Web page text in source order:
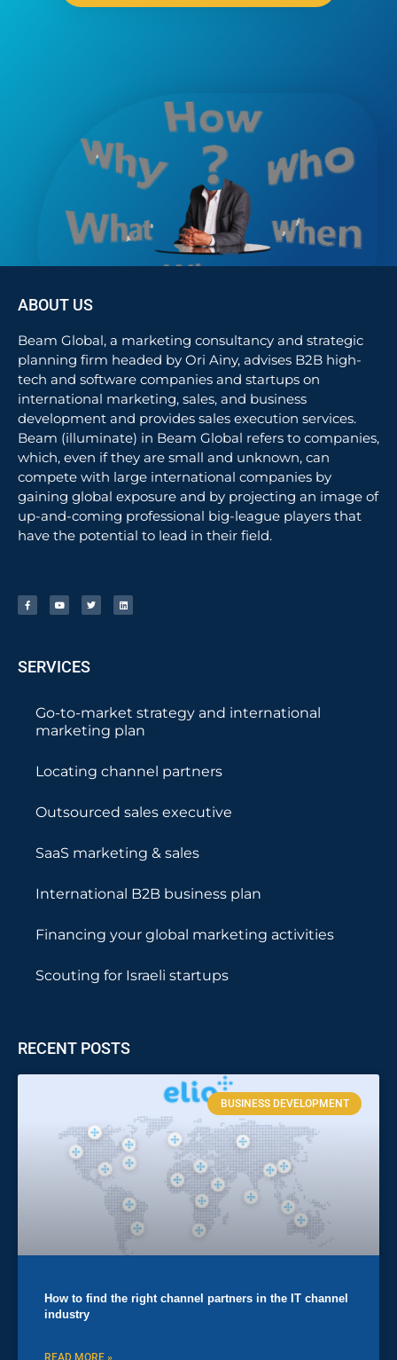
ABOUT US
Beam Global, a marketing consultancy and strategic
planning firm headed by Ori Ainy, advises B2B high-
tech and software companies and startups on
international marketing, sales, and business
development and provides sales execution services.
Beam (illuminate) in Beam Global refers to companies,
which, even if they are small and unknown, can
compete with large international companies by
gaining global exposure and by projecting an image of
up-and-coming professional big-league players that
have the potential to lead in their field.
SERVICES
Go-to-market strategy and international
marketing plan
Locating channel partners
Outsourced sales executive
SaaS marketing & sales
International B2B business plan
Financing your global marketing activities
Scouting for Israeli startups
RECENT POSTS
BUSINESS DEVELOPMENT
How to find the right channel partners in the IT channel
industry
READ MORE »